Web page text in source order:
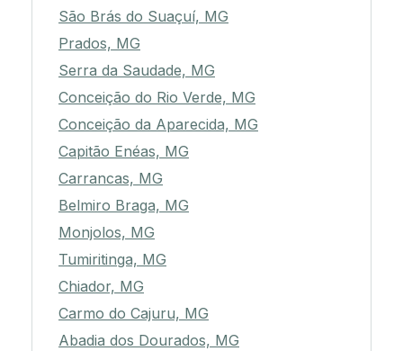
São Brás do Suaçuí, MG
Prados, MG
Serra da Saudade, MG
Conceição do Rio Verde, MG
Conceição da Aparecida, MG
Capitão Enéas, MG
Carrancas, MG
Belmiro Braga, MG
Monjolos, MG
Tumiritinga, MG
Chiador, MG
Carmo do Cajuru, MG
Abadia dos Dourados, MG